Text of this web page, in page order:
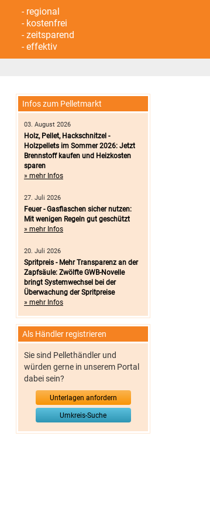
- regional
- kostenfrei
- zeitsparend
- effektiv
Infos zum Pelletmarkt
03. August 2026
Holz, Pellet, Hackschnitzel -
Holzpellets im Sommer 2026: Jetzt
Brennstoff kaufen und Heizkosten
sparen
» mehr Infos
27. Juli 2026
Feuer - Gasflaschen sicher nutzen:
Mit wenigen Regeln gut geschützt
» mehr Infos
20. Juli 2026
Spritpreis - Mehr Transparenz an der
Zapfsäule: Zwölfte GWB-Novelle
bringt Systemwechsel bei der
Überwachung der Spritpreise
» mehr Infos
Als Händler registrieren
Sie sind Pellethändler und
würden gerne in unserem Portal
dabei sein?
Unterlagen anfordern
Umkreis-Suche